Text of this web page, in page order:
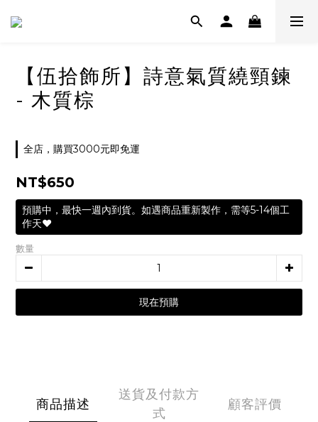
【伍拾飾所】詩意氣質繞頸鍊
- 木質棕
全店，購買3000元即免運
NT$650
預購中，最快一週內到貨。如遇商品重新製作，需等5-14個工
作天❤️
數量
現在預購
商品描述
送貨及付款方
式
顧客評價